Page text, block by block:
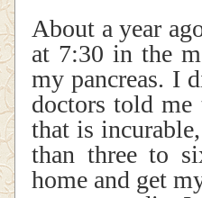
About a year
at 7:30 in the
my pancreas. I
doctors told me
that is
than three to
home and get